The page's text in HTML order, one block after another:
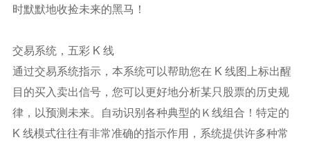
时默默地收捡未来的黑马！
交易系统，五彩 K 线
通过交易系统指示，本系统可以帮助您在 K 线图上标出醒
目的买入卖出信号，您可以更好地分析某只股票的历史规
律，以预测未来。自动识别各种典型的Ｋ线组合！特定的
K 线模式往往有非常准确的指示作用，系统提供许多种常